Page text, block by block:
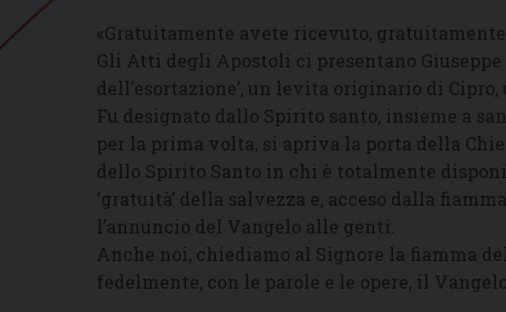
«Gratuitamente avete ricevuto, gratuitamente
Gli Atti degli Apostoli ci presentano
dell’esortazione’, un levita originario di
Fu designato dallo Spirito santo, insieme a
per la prima volta, si apriva la porta della
dello Spirito Santo in chi è totalmente
‘gratuità’ della salvezza e, acceso dalla
l’annuncio del Vangelo alle genti.
Anche noi, chiediamo al Signore la fiamma
fedelmente, con le parole e le opere, il